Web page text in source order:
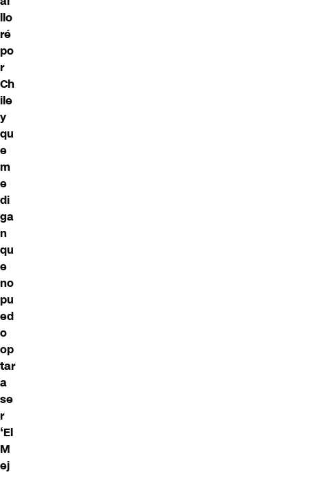
llo
ré
po
r
Ch
ile
y
qu
e
m
e
di
ga
n
qu
e
no
pu
ed
o
op
tar
a
se
r
‘El
M
ej